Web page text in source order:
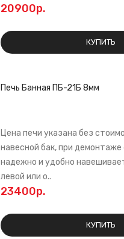
20900р.
КУПИТЬ
Печь Банная ПБ-21Б 8мм
Цена печи указана без
навесной бак, при
надежно и удобно
левой или о..
23400р.
КУПИТЬ